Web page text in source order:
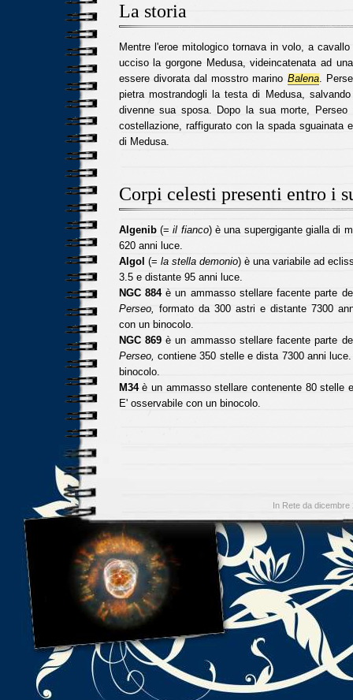
La storia
Mentre l'eroe mitologico tornava in volo, a
ucciso la gorgone Medusa, videincatenata ad
essere divorata dal mosstro marino Balena.
pietra mostrandogli la testa di Medusa,
divenne sua sposa. Dopo la sua morte,
costellazione, raffigurato con la spada sguainata
di Medusa.
Corpi celesti presenti entro i
Algenib(=il fianco) è una supergigante gialla di
620 anni luce.
Algol (= la stella demonio) è una variabile ad
3.5 e distante 95 anni luce.
NGC 884è un ammasso stellare facente parte
Perseo, formato da 300 astri e distante 7300
con un binocolo.
NGC 869è un ammasso stellare facente parte
Perseo, contiene 350 stelle e dista 7300 anni
binocolo.
M34è un ammasso stellare contenente 80 stelle
E' osservabile con un binocolo.
In Rete da dicembre